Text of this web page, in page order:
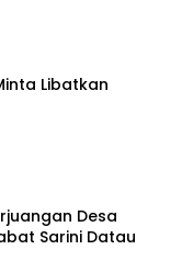
Libatkan
Desa
Sarini Datau